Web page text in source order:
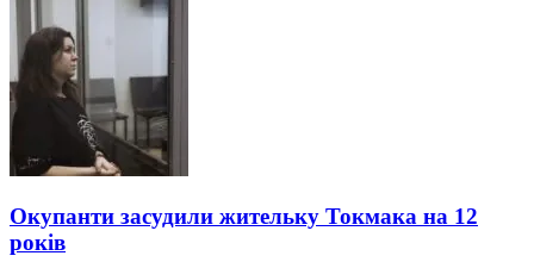
Окупанти засудили жительку Токмака на 12
років